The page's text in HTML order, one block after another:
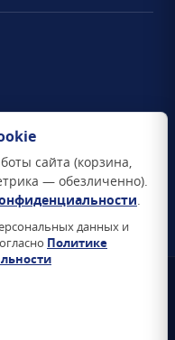
офис 411
сайта (корзина,
— обезличенно).
.
данных и
Политике